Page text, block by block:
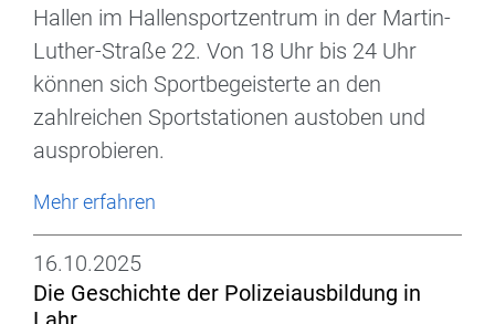
Hallen im Hallensportzentrum in der Martin-
Luther-Straße 22. Von 18 Uhr bis 24 Uhr
können sich Sportbegeisterte an den
zahlreichen Sportstationen austoben und
ausprobieren.
Mehr erfahren
16.10.2025
Die Geschichte der Polizeiausbildung in